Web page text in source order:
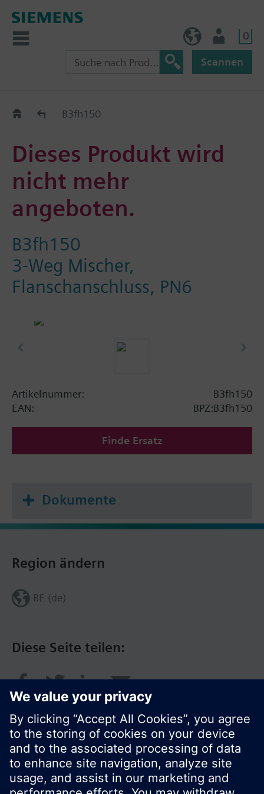
0
Scannen
Austauschhilfe
B3fh150
Dieses Produkt wird
nicht mehr
angeboten.
B3fh150
3-Weg Mischer,
Flanschanschluss, PN6
Artikelnummer:
B3fh150
EAN:
BPZ:B3fh150
Finde Ersatz
Dokumente
Diese Seite teilen:
Region ändern
BE (de)